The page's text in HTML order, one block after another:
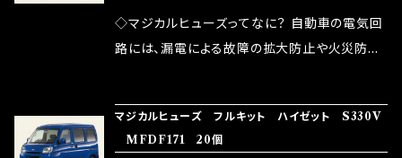
発揮します。 ・アクセルレスポンスの向上 ・アイ
ドリング安定化（静粛性UP） ・ターボ車のターボ
など、これらの効果は、タウンユースだけでなく、
モータースポーツシーンでの実証実験の上、 製
が大きい。 2.金属部分が露出している為、空気
中に漏電してしまう。 3.金属プレートが接触する
ズが、マジカルヒューズになります。 ◇マジカル
ヒューズの効果 マジカルヒューズは放電防止効
◇マジカルヒューズってなに？ 自動車の電気回
路には、漏電による故障の拡大防止や火災防止
路として、各回路への電力供給を行っています。
しかし、ヒューズには拭い去れない欠点があり
マジカルヒューズ フルキット ハイゼット S330V
MFDF171 20個